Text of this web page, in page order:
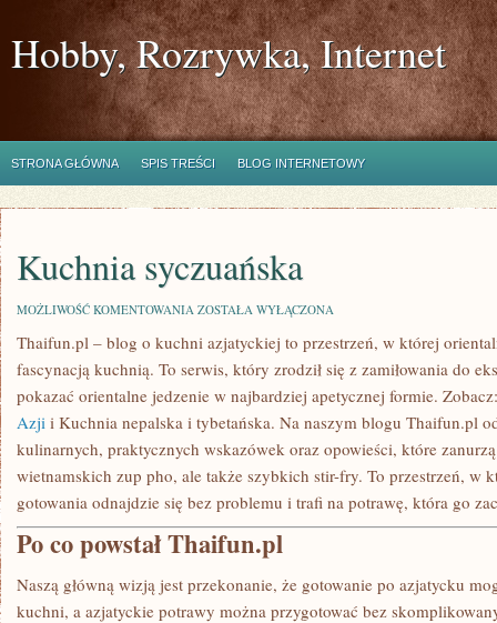
Hobby, Rozrywka, Internet
STRONA GŁÓWNA SPIS TREŚCI BLOG INTERNETOWY
Kuchnia syczuańska
MOŻLIWOŚĆ KOMENTOWANIA KUCHNIA
ZOSTAŁA WYŁĄCZONA
Thaifun.pl – blog o kuchni azjatyckiej to przestrzeń, w której
fascynacją kuchnią. To serwis, który zrodził się z zamiłowania do
pokazać orientalne jedzenie w najbardziej apetycznej formie.
Azji i Kuchnia nepalska i tybetańska. Na naszym blogu Thaifun.pl
kulinarnych, praktycznych wskazówek oraz opowieści, które
wietnamskich zup pho, ale także szybkich stir-fry. To przestrzeń, w
gotowania odnajdzie się bez problemu i trafi na potrawę, która go
Po co powstał Thaifun.pl
Naszą główną wizją jest przekonanie, że gotowanie po azjatycku
kuchni, a azjatyckie potrawy można przygotować bez